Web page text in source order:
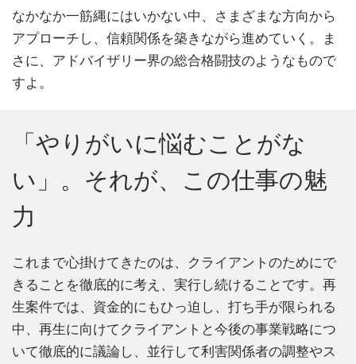
なかなか一筋縄にはいかない中、さまざまな方向から
アプローチし、信頼関係を築きながら進めていく。ま
さに、アドバイザリー界の総合格闘技のようなもので
すよ。
「やりがいに悩むことがな
い」。それが、この仕事の魅
力
これまで心掛けてきたのは、クライアントのためにで
きることを徹底的に考え、実行し続けることです。再
生案件では、資金的にもひっ迫し、打ち手が限られる
中、再生に向けてクライアントと今後の事業戦略につ
いて徹底的に議論し、並行して利害関係者の調整やス